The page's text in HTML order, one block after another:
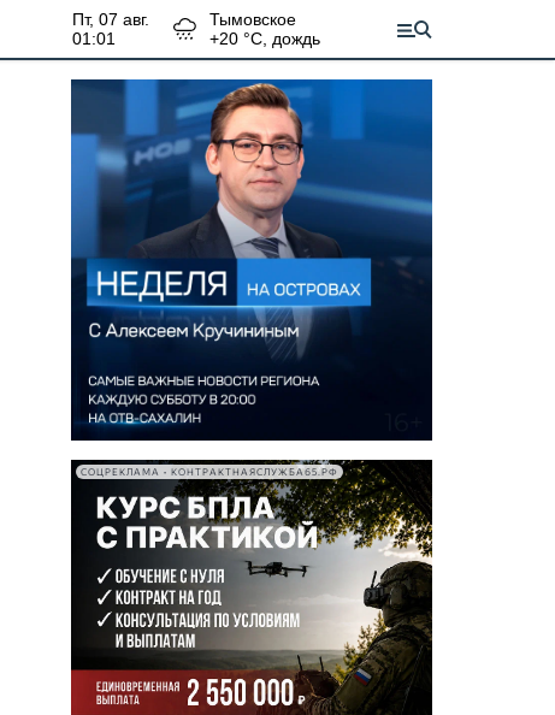
пт, 07 авг.
01:01
Тымовское
+20 °С, дождь
СОЦРЕКЛАМА • КОНТРАКТНАЯСЛУЖБА65.РФ